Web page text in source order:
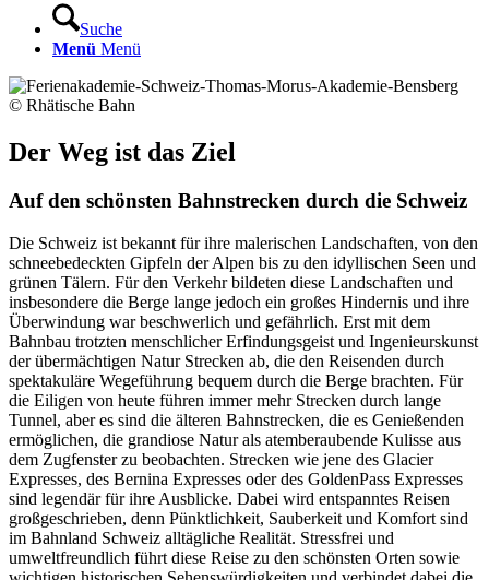
Suche
Menü Menü
© Rhätische Bahn
Der Weg ist das Ziel
Auf den schönsten Bahnstrecken durch die Schweiz
Die Schweiz ist bekannt für ihre malerischen Landschaften, von den
schneebedeckten Gipfeln der Alpen bis zu den idyllischen Seen und
grünen Tälern. Für den Verkehr bildeten diese Landschaften und
insbesondere die Berge lange jedoch ein großes Hindernis und ihre
Überwindung war beschwerlich und gefährlich. Erst mit dem
Bahnbau trotzten menschlicher Erfindungsgeist und Ingenieurskunst
der übermächtigen Natur Strecken ab, die den Reisenden durch
spektakuläre Wegeführung bequem durch die Berge brachten. Für
die Eiligen von heute führen immer mehr Strecken durch lange
Tunnel, aber es sind die älteren Bahnstrecken, die es Genießenden
ermöglichen, die grandiose Natur als atemberaubende Kulisse aus
dem Zugfenster zu beobachten. Strecken wie jene des Glacier
Expresses, des Bernina Expresses oder des GoldenPass Expresses
sind legendär für ihre Ausblicke. Dabei wird entspanntes Reisen
großgeschrieben, denn Pünktlichkeit, Sauberkeit und Komfort sind
im Bahnland Schweiz alltägliche Realität. Stressfrei und
umweltfreundlich führt diese Reise zu den schönsten Orten sowie